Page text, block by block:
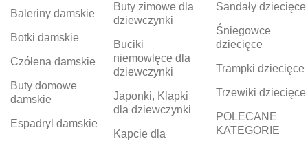
Baleriny damskie
Botki damskie
Czółena damskie
Buty domowe
damskie
Espadryl damskie
Buty zimowe dla
dziewczynki
Buciki
niemowlęce dla
dziewczynki
Japonki, Klapki
dla dziewczynki
Kapcie dla
Sandały dziecięce
Śniegowce
dziecięce
Trampki dziecięce
Trzewiki dziecięce
POLECANE
KATEGORIE